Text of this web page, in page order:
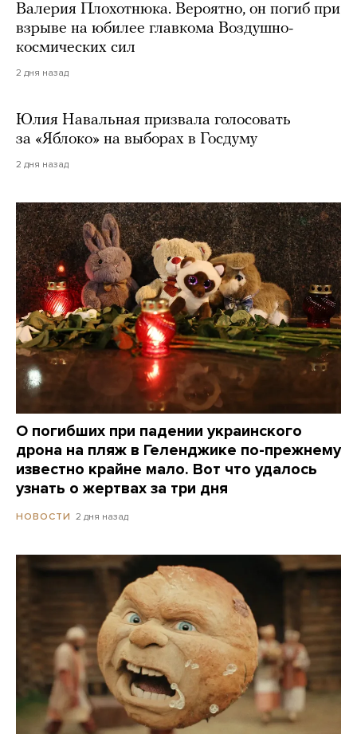
Валерия Плохотнюка. Вероятно, он погиб при
взрыве на юбилее главкома Воздушно-
космических сил
2 дня назад
Юлия Навальная призвала голосовать
за «Яблоко» на выборах в Госдуму
2 дня назад
О погибших при падении украинского
дрона на пляж в Геленджике по-прежнему
известно крайне мало. Вот что удалось
узнать о жертвах за три дня
НОВОСТИ 2 дня назад